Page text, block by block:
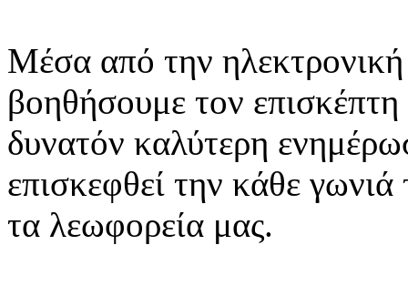
Μέσα από την ηλεκτρονική
βοηθήσουμε τον
δυνατόν καλύτερη
επισκεφθεί την κάθε
τα λεωφορεία μας.